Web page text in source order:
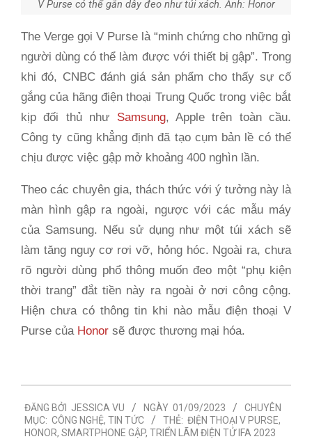
V Purse có thể gắn dây đeo như túi xách. Ảnh: Honor
The Verge gọi V Purse là “minh chứng cho những gì
người dùng có thể làm được với thiết bị gập”. Trong
khi đó, CNBC đánh giá sản phẩm cho thấy sự cố
gắng của hãng điện thoại Trung Quốc trong việc bắt
kịp đối thủ như Samsung, Apple trên toàn cầu.
Công ty cũng khẳng định đã tạo cụm bản lề có thể
chịu được việc gập mở khoảng 400 nghìn lần.
Theo các chuyên gia, thách thức với ý tưởng này là
màn hình gập ra ngoài, ngược với các mẫu máy
của Samsung. Nếu sử dụng như một túi xách sẽ
làm tăng nguy cơ rơi vỡ, hỏng hóc. Ngoài ra, chưa
rõ người dùng phổ thông muốn đeo một “phụ kiện
thời trang” đắt tiền này ra ngoài ở nơi công cộng.
Hiện chưa có thông tin khi nào mẫu điện thoại V
Purse củaHonor sẽ được thương mại hóa.
09-
01
ĐĂNG BỞI JESSICA VU NGÀY 01/09/2023
CHUYÊN
MỤC: CÔNG NGHỆ, TIN TỨC THẺ: ĐIỆN THOẠI V PURSE,
HONOR, SMARTPHONE GẬP, TRIỂN LÃM ĐIỆN TỬ IFA 2023